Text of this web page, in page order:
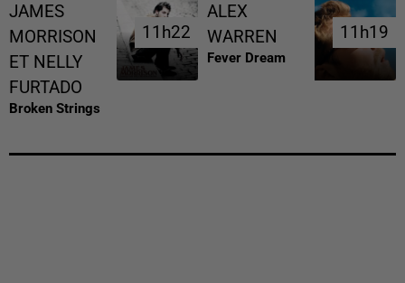
JAMES
MORRISON
ET NELLY
FURTADO
Broken Strings
11h22
11h22
ALEX
WARREN
Fever Dream
11h19
11h19